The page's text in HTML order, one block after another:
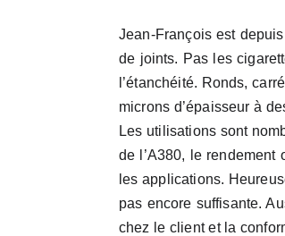
Jean-François est
de joints. Pas les
l’étanchéité. Ronds,
microns d’épaisseur à
Les utilisations sont
de l’A380, le rendement
les applications.
pas encore suffisante.
chez le client et la